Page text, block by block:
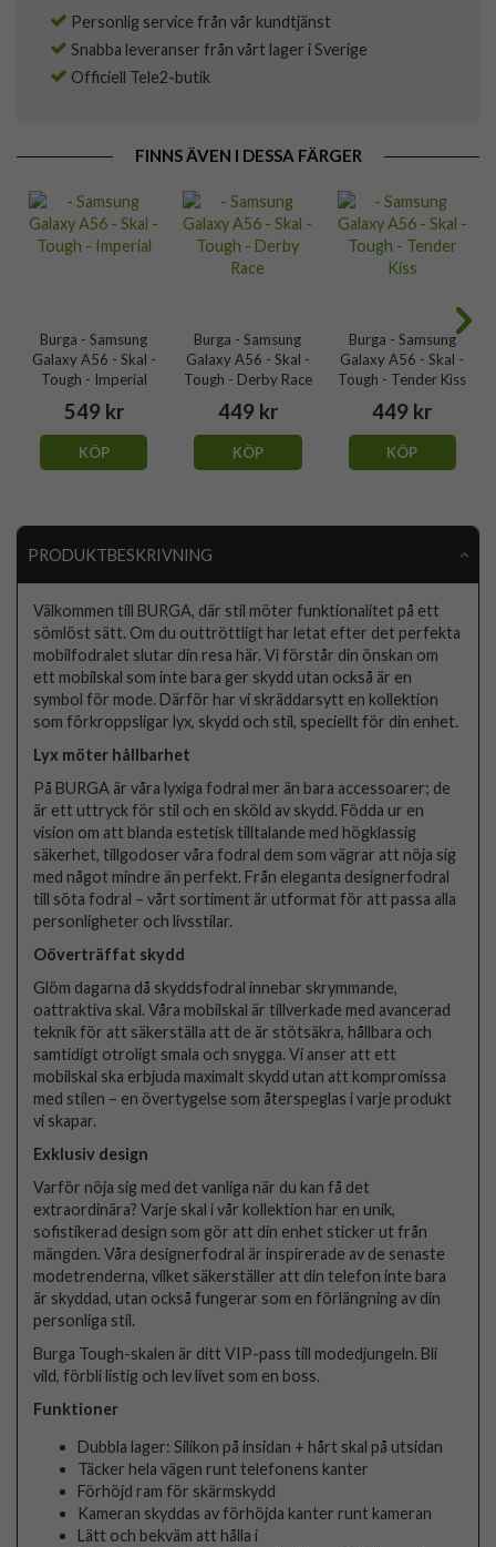
Personlig service från vår kundtjänst
Snabba leveranser från vårt lager i Sverige
Officiell Tele2-butik
FINNS ÄVEN I DESSA FÄRGER
Burga - Samsung
Galaxy A56 - Skal -
Tough - Imperial
549 kr
KÖP
Burga - Samsung
Galaxy A56 - Skal -
Tough - Derby Race
449 kr
KÖP
Burga - Samsung
Galaxy A56 - Skal -
Tough - Tender Kiss
449 kr
KÖP
PRODUKTBESKRIVNING
Välkommen till BURGA, där stil möter funktionalitet på ett
sömlöst sätt. Om du outtröttligt har letat efter det perfekta
mobilfodralet slutar din resa här. Vi förstår din önskan om
ett mobilskal som inte bara ger skydd utan också är en
symbol för mode. Därför har vi skräddarsytt en kollektion
som förkroppsligar lyx, skydd och stil, speciellt för din enhet.
Lyx möter hållbarhet
På BURGA är våra lyxiga fodral mer än bara accessoarer; de
är ett uttryck för stil och en sköld av skydd. Födda ur en
vision om att blanda estetisk tilltalande med högklassig
säkerhet, tillgodoser våra fodral dem som vägrar att nöja sig
med något mindre än perfekt. Från eleganta designerfodral
till söta fodral – vårt sortiment är utformat för att passa alla
personligheter och livsstilar.
Oöverträffat skydd
Glöm dagarna då skyddsfodral innebar skrymmande,
oattraktiva skal. Våra mobilskal är tillverkade med avancerad
teknik för att säkerställa att de är stötsäkra, hållbara och
samtidigt otroligt smala och snygga. Vi anser att ett
mobilskal ska erbjuda maximalt skydd utan att kompromissa
med stilen – en övertygelse som återspeglas i varje produkt
vi skapar.
Exklusiv design
Varför nöja sig med det vanliga när du kan få det
extraordinära? Varje skal i vår kollektion har en unik,
sofistikerad design som gör att din enhet sticker ut från
mängden. Våra designerfodral är inspirerade av de senaste
modetrenderna, vilket säkerställer att din telefon inte bara
är skyddad, utan också fungerar som en förlängning av din
personliga stil.
Burga Tough-skalen är ditt VIP-pass till modedjungeln. Bli
vild, förbli listig och lev livet som en boss.
Funktioner
Dubbla lager: Silikon på insidan + hårt skal på utsidan
Täcker hela vägen runt telefonens kanter
Förhöjd ram för skärmskydd
Kameran skyddas av förhöjda kanter runt kameran
Lätt och bekväm att hålla i